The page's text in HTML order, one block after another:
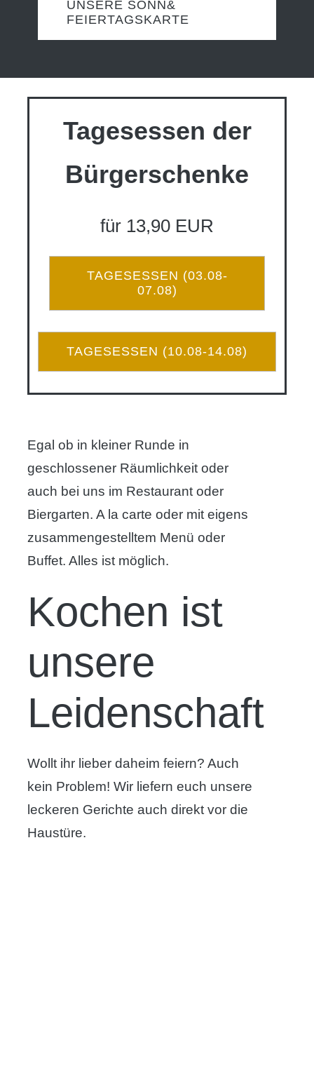
UNSERE SONN&
FEIERTAGSKARTE
Tagesessen der
Bürgerschenke
für 13,90 EUR
TAGESESSEN (03.08-
07.08)
TAGESESSEN (10.08-14.08)
Egal ob in kleiner Runde in
geschlossener Räumlichkeit oder
auch bei uns im Restaurant oder
Biergarten. A la carte oder mit eigens
zusammengestelltem Menü oder
Buffet. Alles ist möglich.
Kochen ist
unsere
Leidenschaft
Wollt ihr lieber daheim feiern? Auch
kein Problem! Wir liefern euch unsere
leckeren Gerichte auch direkt vor die
Haustüre.